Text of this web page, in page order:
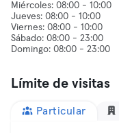
Miércoles: 08:00 - 10:00
Jueves: 08:00 - 10:00
Viernes: 08:00 - 10:00
Sábado: 08:00 - 23:00
Límite de visitas
Particular